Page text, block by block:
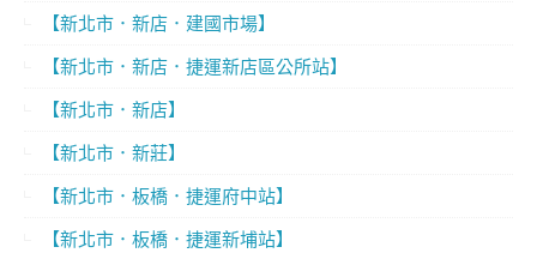
【新北市．新店．建國市場】
【新北市．新店．捷運新店區公所站】
【新北市．新店】
【新北市．新莊】
【新北市．板橋．捷運府中站】
【新北市．板橋．捷運新埔站】